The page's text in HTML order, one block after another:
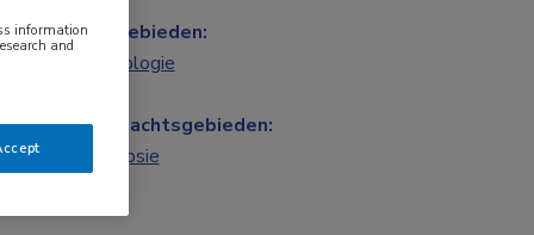
Vakgebieden:
Neurologie
Aandachtsgebieden:
Epilepsie
information
and